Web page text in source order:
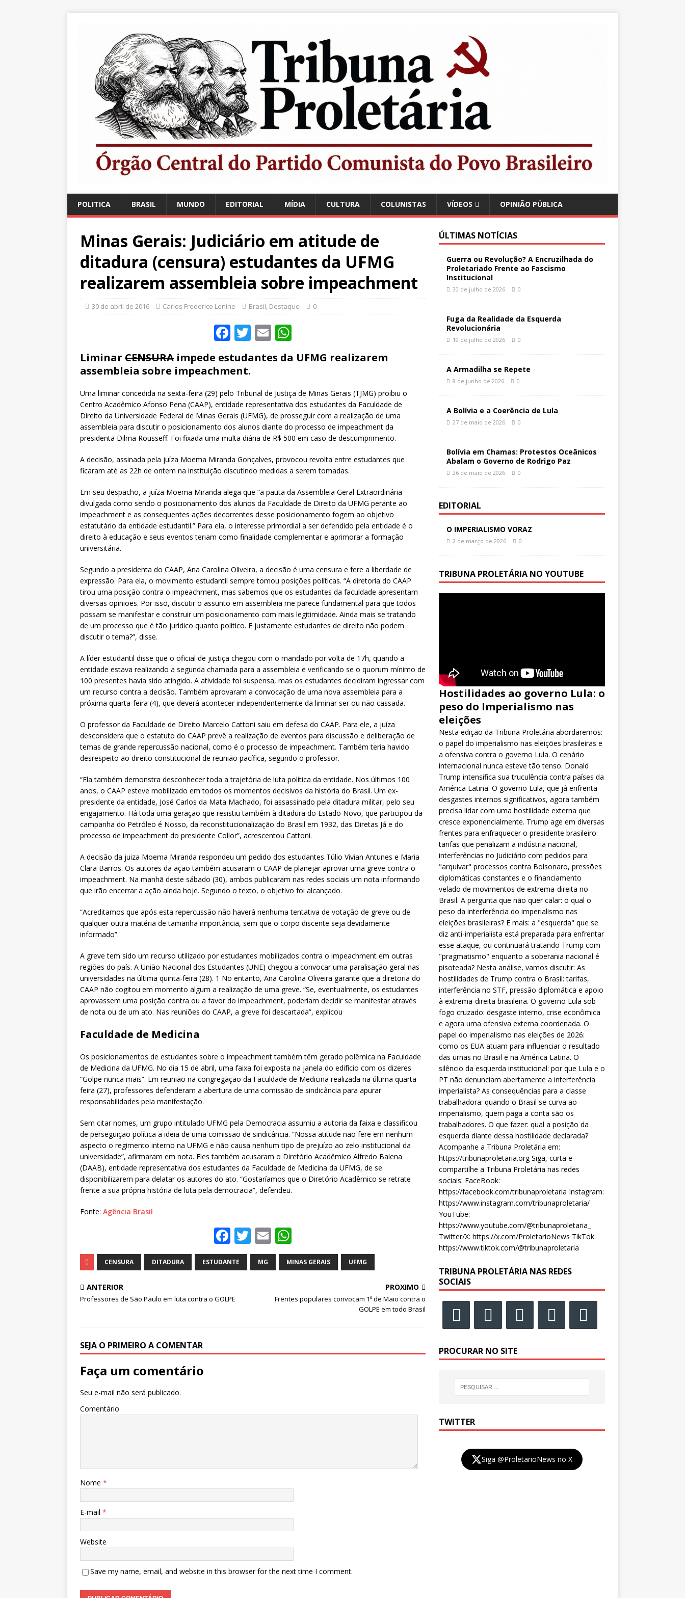
POLITICA BRASIL MUNDO EDITORIAL MÍDIA CULTURA COLUNISTAS VÍDEOS OPINIÃO PÚBLICA
Minas Gerais: Judiciário em atitude de
ditadura (censura) estudantes da UFMG
realizarem assembleia sobre impeachment
30 de abril de 2016 Carlos Frederico Lenine Brasil, Destaque 0
F
c
e
b
o
o
k
T
w
it
r
E
m
ai
h
at
A
p
p
Liminar CENSURA impede estudantes da UFMG realizarem
assembleia sobre impeachment.
Uma liminar concedida na sexta-feira (29) pelo Tribunal de Justiça de Minas Gerais (TJMG) proibiu o
Centro Acadêmico Afonso Pena (CAAP), entidade representativa dos estudantes da Faculdade de
Direito da Universidade Federal de Minas Gerais (UFMG), de prosseguir com a realização de uma
assembleia para discutir o posicionamento dos alunos diante do processo de impeachment da
presidenta Dilma Rousseff. Foi fixada uma multa diária de R$ 500 em caso de descumprimento.
A decisão, assinada pela juíza Moema Miranda Gonçalves, provocou revolta entre estudantes que
ficaram até as 22h de ontem na instituição discutindo medidas a serem tomadas.
Em seu despacho, a juíza Moema Miranda alega que “a pauta da Assembleia Geral Extraordinária
divulgada como sendo o posicionamento dos alunos da Faculdade de Direito da UFMG perante ao
impeachment e as consequentes ações decorrentes desse posicionamento fogem ao objetivo
estatutário da entidade estudantil.” Para ela, o interesse primordial a ser defendido pela entidade é o
direito à educação e seus eventos teriam como finalidade complementar e aprimorar a formação
universitária.
Segundo a presidenta do CAAP, Ana Carolina Oliveira, a decisão é uma censura e fere a liberdade de
expressão. Para ela, o movimento estudantil sempre tomou posições políticas. “A diretoria do CAAP
tirou uma posição contra o impeachment, mas sabemos que os estudantes da faculdade apresentam
diversas opiniões. Por isso, discutir o assunto em assembleia me parece fundamental para que todos
possam se manifestar e construir um posicionamento com mais legitimidade. Ainda mais se tratando
de um processo que é tão jurídico quanto político. E justamente estudantes de direito não podem
discutir o tema?”, disse.
A líder estudantil disse que o oficial de justiça chegou com o mandado por volta de 17h, quando a
entidade estava realizando a segunda chamada para a assembleia e verificando se o quorum mínimo de
100 presentes havia sido atingido. A atividade foi suspensa, mas os estudantes decidiram ingressar com
um recurso contra a decisão. Também aprovaram a convocação de uma nova assembleia para a
próxima quarta-feira (4), que deverá acontecer independentemente da liminar ser ou não cassada.
O professor da Faculdade de Direito Marcelo Cattoni saiu em defesa do CAAP. Para ele, a juíza
desconsidera que o estatuto do CAAP prevê a realização de eventos para discussão e deliberação de
temas de grande repercussão nacional, como é o processo de impeachment. Também teria havido
desrespeito ao direito constitucional de reunião pacífica, segundo o professor.
“Ela também demonstra desconhecer toda a trajetória de luta política da entidade. Nos últimos 100
anos, o CAAP esteve mobilizado em todos os momentos decisivos da história do Brasil. Um ex-
presidente da entidade, José Carlos da Mata Machado, foi assassinado pela ditadura militar, pelo seu
engajamento. Há toda uma geração que resistiu também à ditadura do Estado Novo, que participou da
campanha do Petróleo é Nosso, da reconstitucionalização do Brasil em 1932, das Diretas Já e do
processo de impeachment do presidente Collor”, acrescentou Cattoni.
A decisão da juiza Moema Miranda respondeu um pedido dos estudantes Túlio Vivian Antunes e Maria
Clara Barros. Os autores da ação também acusaram o CAAP de planejar aprovar uma greve contra o
impeachment. Na manhã deste sábado (30), ambos publicaram nas redes sociais um nota informando
que irão encerrar a ação ainda hoje. Segundo o texto, o objetivo foi alcançado.
“Acreditamos que após esta repercussão não haverá nenhuma tentativa de votação de greve ou de
qualquer outra matéria de tamanha importância, sem que o corpo discente seja devidamente
informado”.
A greve tem sido um recurso utilizado por estudantes mobilizados contra o impeachment em outras
regiões do país. A União Nacional dos Estudantes (UNE) chegou a convocar uma paralisação geral nas
universidades na última quinta-feira (28). 1 No entanto, Ana Carolina Oliveira garante que a diretoria do
CAAP não cogitou em momento algum a realização de uma greve. “Se, eventualmente, os estudantes
aprovassem uma posição contra ou a favor do impeachment, poderiam decidir se manifestar através
de nota ou de um ato. Nas reuniões do CAAP, a greve foi descartada”, explicou
Faculdade de Medicina
Os posicionamentos de estudantes sobre o impeachment também têm gerado polêmica na Faculdade
de Medicina da UFMG. No dia 15 de abril, uma faixa foi exposta na janela do edifício com os dizeres
“Golpe nunca mais”. Em reunião na congregação da Faculdade de Medicina realizada na última quarta-
feira (27), professores defenderam a abertura de uma comissão de sindicância para apurar
responsabilidades pela manifestação.
Sem citar nomes, um grupo intitulado UFMG pela Democracia assumiu a autoria da faixa e classificou
de perseguição política a ideia de uma comissão de sindicância. “Nossa atitude não fere em nenhum
aspecto o regimento interno na UFMG e não causa nenhum tipo de prejuízo ao zelo institucional da
universidade”, afirmaram em nota. Eles também acusaram o Diretório Acadêmico Alfredo Balena
(DAAB), entidade representativa dos estudantes da Faculdade de Medicina da UFMG, de se
disponibilizarem para delatar os autores do ato. “Gostaríamos que o Diretório Acadêmico se retrate
frente a sua própria história de luta pela democracia”, defendeu.
Fonte: Agência Brasil
F
a
c
b
k
T
w
it
E
m
ai
h
at
A
CENSURA DITADURA ESTUDANTE MG MINAS GERAIS UFMG
ANTERIOR
Professores de São Paulo em luta contra o GOLPE
PRÓXIMO
Frentes populares convocam 1º de Maio contra o
GOLPE em todo Brasil
SEJA O PRIMEIRO A COMENTAR
Faça um comentário
Seu e-mail não será publicado.
Comentário
Nome *
E-mail *
Website
Save my name, email, and website in this browser for the next time I comment.
ÚLTIMAS NOTÍCIAS
Guerra ou Revolução? A Encruzilhada do
Proletariado Frente ao Fascismo
Institucional
30 de julho de 2026 0
Fuga da Realidade da Esquerda
Revolucionária
19 de julho de 2026 0
A Armadilha se Repete
8 de junho de 2026 0
A Bolívia e a Coerência de Lula
27 de maio de 2026 0
Bolívia em Chamas: Protestos Oceânicos
Abalam o Governo de Rodrigo Paz
26 de maio de 2026 0
EDITORIAL
O IMPERIALISMO VORAZ
2 de março de 2026 0
TRIBUNA PROLETÁRIA NO YOUTUBE
Hostilidades ao governo Lula: o
peso do Imperialismo nas
eleições
Nesta edição da Tribuna Proletária abordaremos:
o papel do imperialismo nas eleições brasileiras e
a ofensiva contra o governo Lula. O cenário
internacional nunca esteve tão tenso. Donald
Trump intensifica sua truculência contra países da
América Latina. O governo Lula, que já enfrenta
desgastes internos significativos, agora também
precisa lidar com uma hostilidade externa que
cresce exponencialmente. Trump age em diversas
frentes para enfraquecer o presidente brasileiro:
tarifas que penalizam a indústria nacional,
interferências no Judiciário com pedidos para
"arquivar" processos contra Bolsonaro, pressões
diplomáticas constantes e o financiamento
velado de movimentos de extrema-direita no
Brasil. A pergunta que não quer calar: o qual o
peso da interferência do imperialismo nas
eleições brasileiras? E mais: a "esquerda" que se
diz anti-imperialista está preparada para enfrentar
esse ataque, ou continuará tratando Trump com
"pragmatismo" enquanto a soberania nacional é
pisoteada? Nesta análise, vamos discutir: As
hostilidades de Trump contra o Brasil: tarifas,
interferência no STF, pressão diplomática e apoio
à extrema-direita brasileira. O governo Lula sob
fogo cruzado: desgaste interno, crise econômica
e agora uma ofensiva externa coordenada. O
papel do imperialismo nas eleições de 2026:
como os EUA atuam para influenciar o resultado
das urnas no Brasil e na América Latina. O
silêncio da esquerda institucional: por que Lula e o
PT não denunciam abertamente a interferência
imperialista? As consequências para a classe
trabalhadora: quando o Brasil se curva ao
imperialismo, quem paga a conta são os
trabalhadores. O que fazer: qual a posição da
esquerda diante dessa hostilidade declarada?
Acompanhe a Tribuna Proletária em:
https://tribunaproletaria.org Siga, curta e
compartilhe a Tribuna Proletária nas redes
sociais: FaceBook:
https://facebook.com/tribunaproletaria Instagram:
https://www.instagram.com/tribunaproletaria/
YouTube:
https://www.youtube.com/@tribunaproletaria_
Twitter/X: https://x.com/ProletarioNews TikTok:
https://www.tiktok.com/@tribunaproletaria
TRIBUNA PROLETÁRIA NAS REDES
SOCIAIS
PROCURAR NO SITE
TWITTER
Siga @ProletarioNews no X